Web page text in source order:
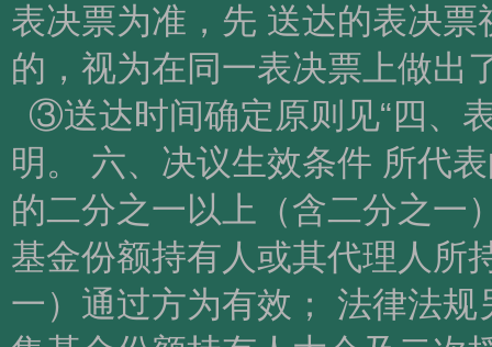
表决票为准，先 送达的表决
的，视为在同一表决票上做出
③送达时间确定原则见“四、
明。 六、决议生效条件 所代
的二分之一以上（含二分之一
基金份额持有人或其代理人所
一）通过方为有效； 法律法